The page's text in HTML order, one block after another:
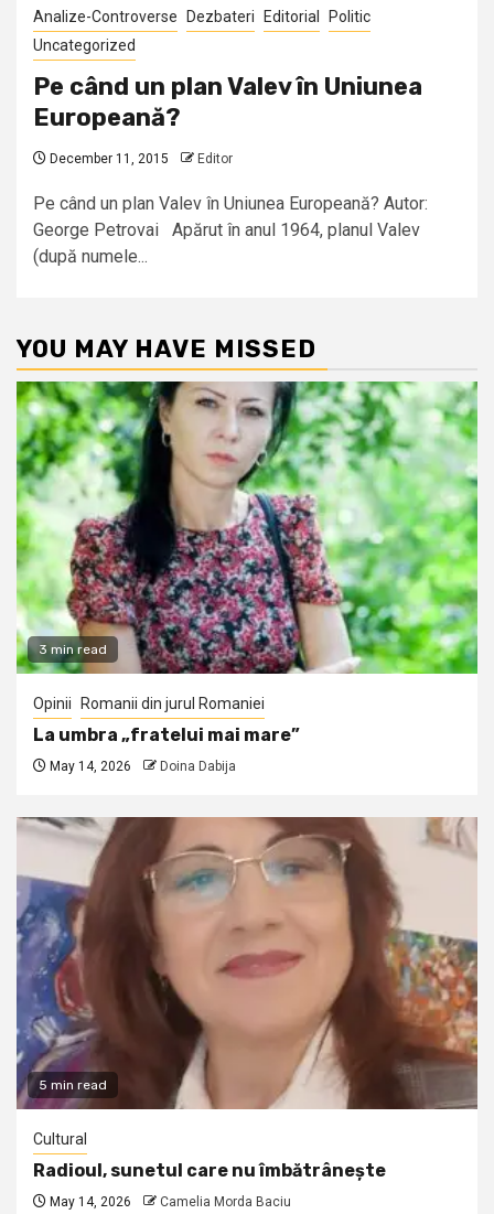
Analize-Controverse Dezbateri Editorial
Politic
Uncategorized
Pe când un plan Valev în Uniunea
Europeană?
December 11, 2015 Editor
Pe când un plan Valev în Uniunea Europeană? Autor:
George Petrovai Apărut în anul 1964, planul Valev
(după numele...
YOU MAY HAVE MISSED
3 min read
Opinii Romanii din jurul Romaniei
La umbra „fratelui mai mare”
May 14, 2026 Doina Dabija
5 min read
Cultural
Radioul, sunetul care nu îmbătrânește
May 14, 2026 Camelia Morda Baciu